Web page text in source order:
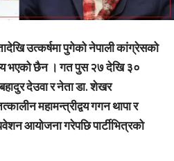
उत्कर्षमा पुगेको नेपाली कांग्रेसको
भएको छैन । गत पुस २७ देखि ३०
देउवा र नेता डा. शेखर
महामन्त्रीद्वय गगन थापा र
आयोजना गरेपछि पार्टीभित्रको